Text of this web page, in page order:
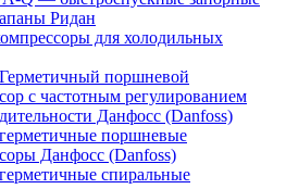
Ридан
для холодильных
поршневой
с частотным регулированием
Данфосс (Danfoss)
поршневые
Данфосс (Danfoss)
спиральные